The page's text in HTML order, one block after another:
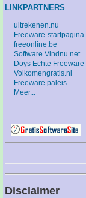
LINKPARTNERS
uitrekenen.nu
Freeware-startpagina
freeonline.be
Software Vindnu.net
Doys Echte Freeware
Volkomengratis.nl
Freeware paleis
Meer...
Disclaimer